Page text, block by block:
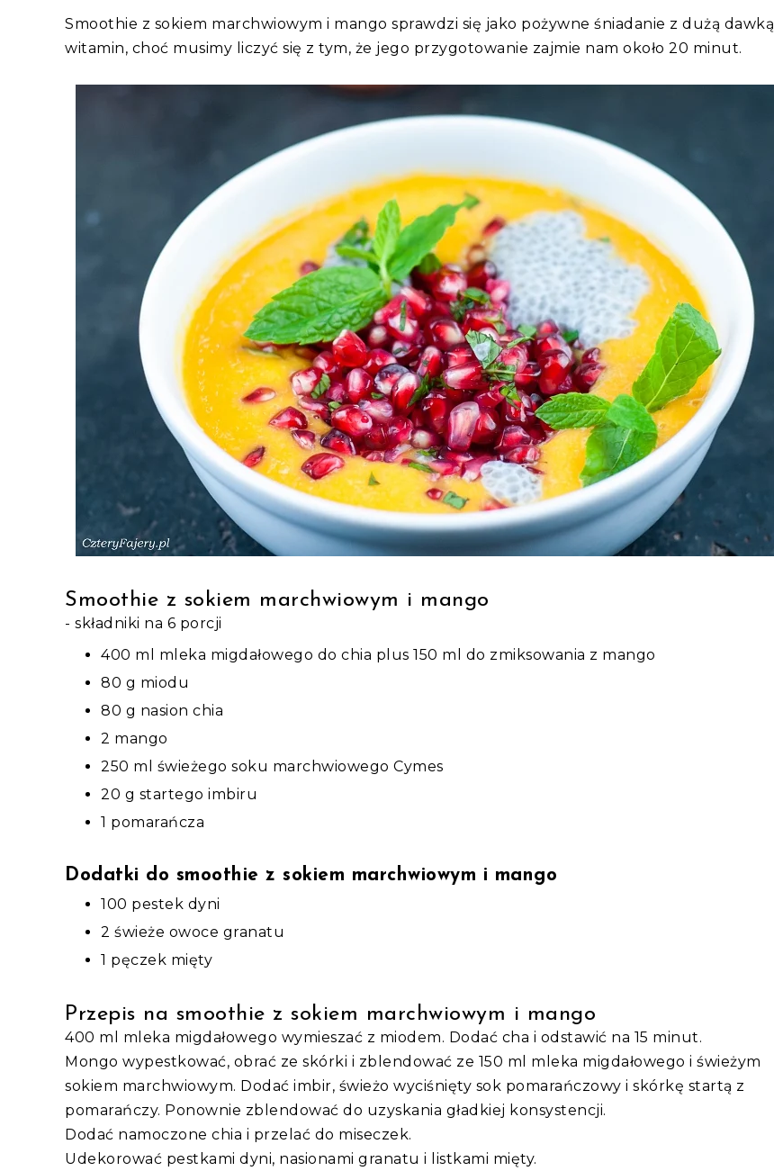
Smoothie z sokiem marchwiowym i mango sprawdzi się jako pożywne śniadanie z dużą dawką
witamin, choć musimy liczyć się z tym, że jego przygotowanie zajmie nam około 20 minut.
Smoothie z sokiem marchwiowym i mango
- składniki na 6 porcji
400 ml mleka migdałowego do chia plus 150 ml do zmiksowania z mango
80 g miodu
80 g nasion chia
2 mango
250 ml świeżego soku marchwiowego Cymes
20 g startego imbiru
1 pomarańcza
Dodatki do smoothie z sokiem marchwiowym i mango
100 pestek dyni
2 świeże owoce granatu
1 pęczek mięty
Przepis na smoothie z sokiem marchwiowym i mango
400 ml mleka migdałowego wymieszać z miodem. Dodać cha i odstawić na 15 minut.
Mongo wypestkować, obrać ze skórki i zblendować ze 150 ml mleka migdałowego i świeżym
sokiem marchwiowym. Dodać imbir, świeżo wyciśnięty sok pomarańczowy i skórkę startą z
pomarańczy. Ponownie zblendować do uzyskania gładkiej konsystencji.
Dodać namoczone chia i przelać do miseczek.
Udekorować pestkami dyni, nasionami granatu i listkami mięty.